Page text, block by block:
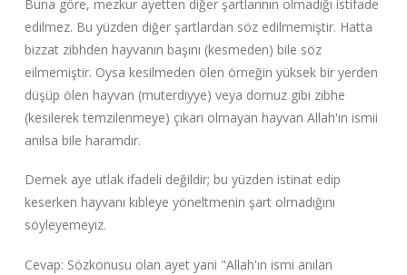
Buna göre, mezkur ayetten diğer şartlarının olmadığı istifade
edilmez. Bu yüzden diğer şartlardan söz edilmemiştir. Hatta
bizzat zibhden hayvanın başını (kesmeden) bile söz
eilmemiştir. Oysa kesilmeden ölen örneğin yüksek bir yerden
düşüp ölen hayvan (muterdiyye) veya domuz gibi zibhe
(kesilerek temzilenmeye) çıkarı olmayan hayvan Allah'ın ismii
anılsa bile haramdır.
Demek aye utlak ifadeli değildir; bu yüzden istinat edip
keserken hayvanı kıbleye yöneltmenin şart olmadığını
söyleyemeyiz.
Cevap: Sözkonusu olan ayet yani "Allah'ın ismi anılan